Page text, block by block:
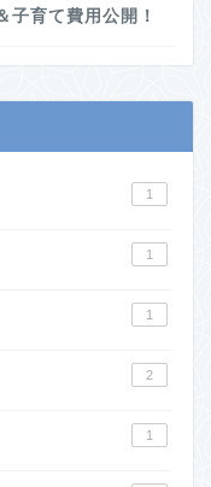
子育て費用公開！
1
1
1
2
1